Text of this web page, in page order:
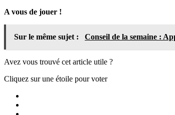
A vous de jouer !
Sur le même sujet : Conseil de la semaine :
Avez vous trouvé cet article utile ?
Cliquez sur une étoile pour voter